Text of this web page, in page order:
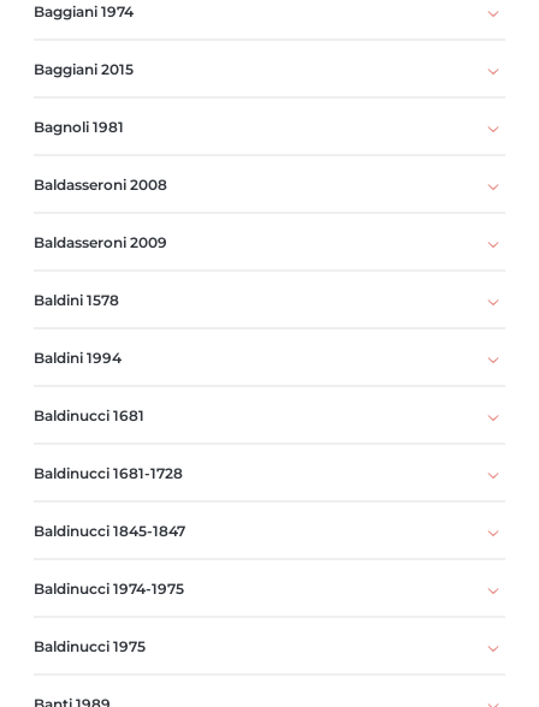
Baggiani 1974
Baggiani 2015
Bagnoli 1981
Baldasseroni 2008
Baldasseroni 2009
Baldini 1578
Baldini 1994
Baldinucci 1681
Baldinucci 1681-1728
Baldinucci 1845-1847
Baldinucci 1974-1975
Baldinucci 1975